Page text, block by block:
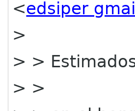
<edsiper
>
> >
> >